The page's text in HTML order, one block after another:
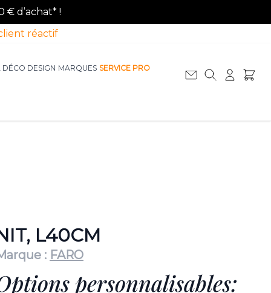
€ d’achat* !
réactif
DÉCO DESIGN MARQUES SERVICE PRO
L40CM
: FARO
personnalisables: